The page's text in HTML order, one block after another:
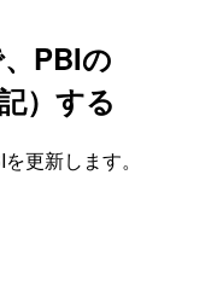
PBIの
）する
更新します。